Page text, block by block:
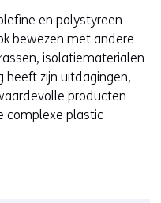
n
n
i
e
u
w
en polystyreen
bewezen met andere
, isolatiematerialen
heeft zijn uitdagingen,
producten
complexe plastic